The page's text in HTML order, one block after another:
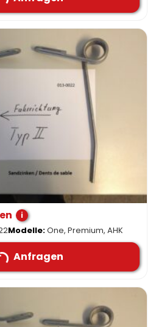
i
Modelle:One, Premium, AHK
Anfragen